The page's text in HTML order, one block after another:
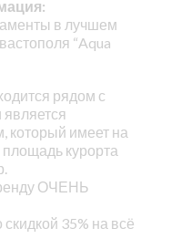
в лучшем
“Aqua
рядом с
который имеет на
курорта
ОЧЕНЬ
скидкой 35% на всё